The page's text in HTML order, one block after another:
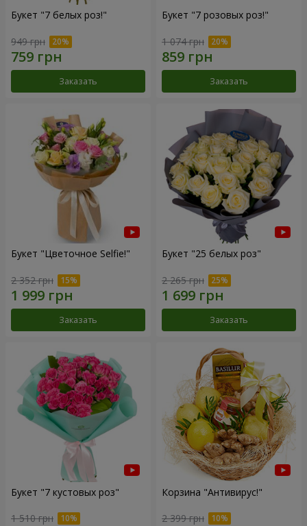
Букет "7 белых роз!"
949 грн
Заказать
Букет "7 розовых роз!"
1 074 грн
Заказать
Букет "Цветочное Selfie!"
2 352 грн
Заказать
Букет "25 белых роз"
2 265 грн
Заказать
Букет "7 кустовых роз"
1 510 грн
Корзина "Антивирус!"
2 399 грн